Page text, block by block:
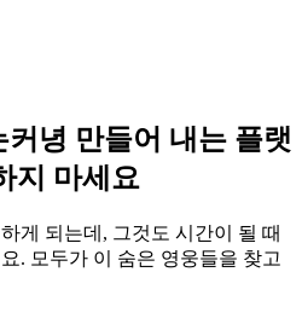
녕 만들어 내는 플랫
지 마세요
게 되는데, 그것도 시간이 될 때
. 모두가 이 숨은 영웅들을 찾고